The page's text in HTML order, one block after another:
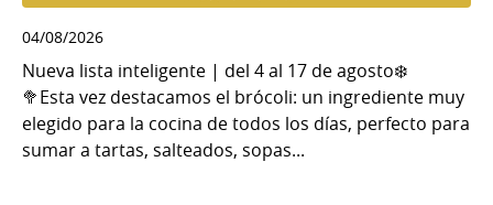
04/08/2026
Nueva lista inteligente | del 4 al 17 de agosto❄️
🥦Esta vez destacamos el brócoli: un ingrediente muy
elegido para la cocina de todos los días, perfecto para
sumar a tartas, salteados, sopas...